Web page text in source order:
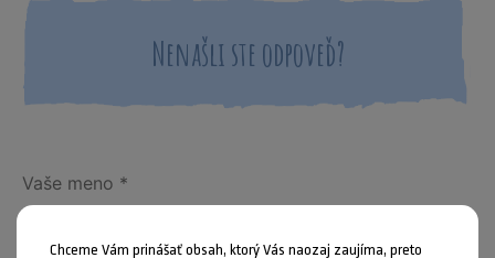
Nenašli ste odpoveď?
Chceme Vám prinášať obsah, ktorý Vás naozaj zaujíma, preto